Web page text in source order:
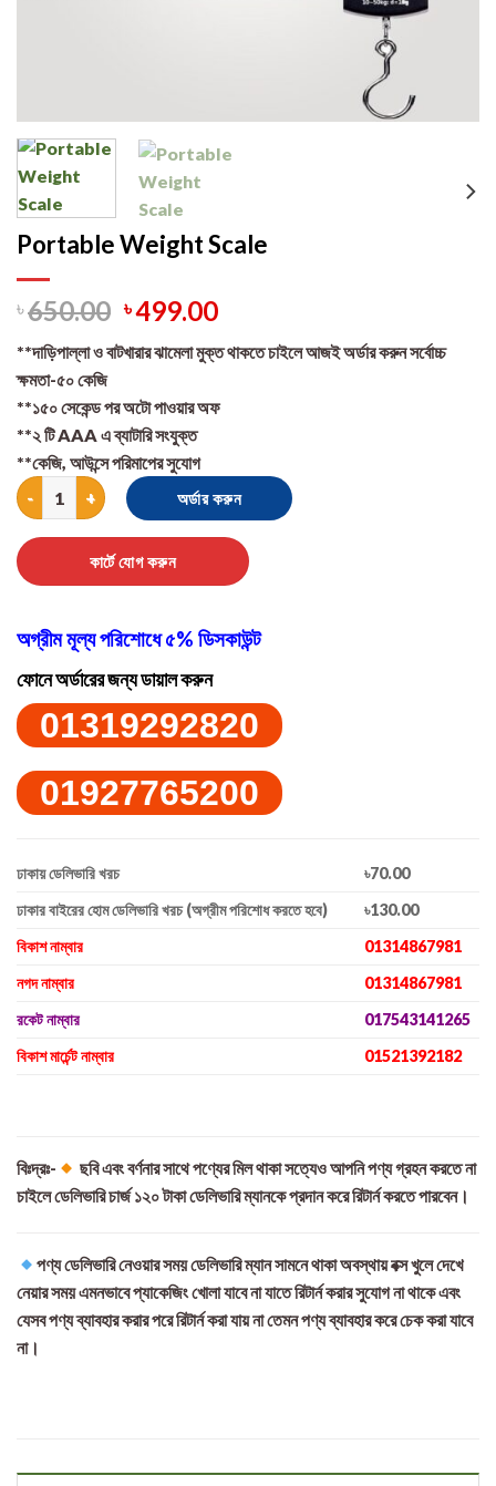
Portable Weight Scale
৳650.00 ৳499.00
**দাড়িপাল্লা ও বাটখারার ঝামেলা মুক্ত থাকতে চাইলে আজই অর্ডার করুন সর্বোচ্চ
ক্ষমতা-৫০ কেজি
**১৫০ সেকেন্ড পর অটো পাওয়ার অফ
**২ টি AAA এ ব্যাটারি সংযুক্ত
**কেজি, আউন্সে পরিমাপের সুযোগ
Portable Weight Scale quantity
অর্ডার করুন
কার্টে যোগ করুন
অগ্রীম মূল্য পরিশোধে ৫% ডিসকাউন্ট
ফোনে অর্ডারের জন্য ডায়াল করুন
01319292820
01927765200
ঢাকায় ডেলিভারি খরচ
৳70.00
ঢাকার বাইরের হোম ডেলিভারি খরচ (অগ্রীম পরিশোধ করতে হবে)
৳130.00
বিকাশ নাম্বার
01314867981
নগদ নাম্বার
01314867981
রকেট নাম্বার
017543141265
বিকাশ মার্চেন্ট নাম্বার
01521392182
বিঃদ্রঃ-
ছবি এবং বর্ণনার সাথে পণ্যের মিল থাকা সত্যেও আপনি পণ্য গ্রহন করতে না
চাইলে ডেলিভারি চার্জ ১২০ টাকা ডেলিভারি ম্যানকে প্রদান করে রিটার্ন করতে পারবেন।
পণ্য ডেলিভারি নেওয়ার সময় ডেলিভারি ম্যান সামনে থাকা অবস্থায় বক্স খুলে দেখে
নেয়ার সময় এমনভাবে প্যাকেজিং খোলা যাবে না যাতে রিটার্ন করার সুযোগ না থাকে এবং
যেসব পণ্য ব্যাবহার করার পরে রিটার্ন করা যায় না তেমন পণ্য ব্যাবহার করে চেক করা যাবে
না।